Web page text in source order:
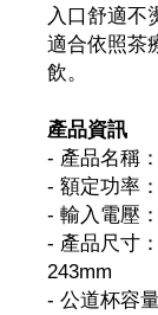
入口舒適不
適合依照茶
飲。
產品資訊
- 產品名稱
- 額定功率
- 輸入電壓
- 產品尺寸
243mm
- 公道杯容